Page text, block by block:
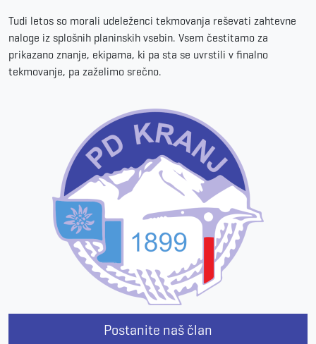
Tudi letos so morali udeleženci tekmovanja reševati zahtevne
naloge iz splošnih planinskih vsebin. Vsem čestitamo za
prikazano znanje, ekipama, ki pa sta se uvrstili v finalno
tekmovanje, pa zaželimo srečno.
Postanite naš član